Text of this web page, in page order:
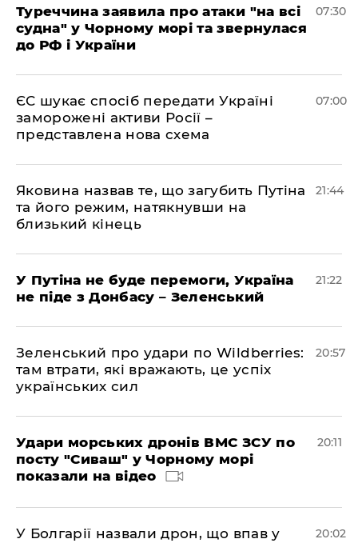
Туреччина заявила про атаки "на всі
судна" у Чорному морі та звернулася
до РФ і України
07:30
ЄС шукає спосіб передати Україні
заморожені активи Росії –
представлена ​​нова схема
07:00
Яковина назвав те, що загубить Путіна
та його режим, натякнувши на
близький кінець
21:44
У Путіна не буде перемоги, Україна
не піде з Донбасу – Зеленський
21:22
Зеленський про удари по Wildberries:
там втрати, які вражають, це успіх
українських сил
20:57
Удари морських дронів ВМС ЗСУ по
посту "Сиваш" у Чорному морі
показали на відео
20:11
У Болгарії назвали дрон, що впав у
20:02